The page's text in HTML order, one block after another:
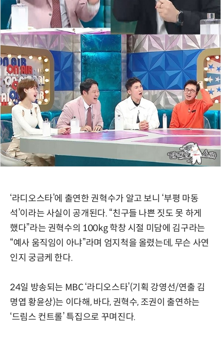
‘라디오스타’에 출연한 권혁수가 알고 보니 ‘부평 마동
석’이라는 사실이 공개된다. “친구들 나쁜 짓도 못 하게
했다”라는 권혁수의 100kg 학창 시절 미담에 김구라는
“예사 움직임이 아냐”라며 엄지척을 올렸는데, 무슨 사연
인지 궁금케 한다.
24일 방송되는 MBC ‘라디오스타’(기획 강영선/연출 김
명엽 황윤상)는 이다해, 바다, 권혁수, 조권이 출연하는
‘드림스 컨트롤’ 특집으로 꾸며진다.